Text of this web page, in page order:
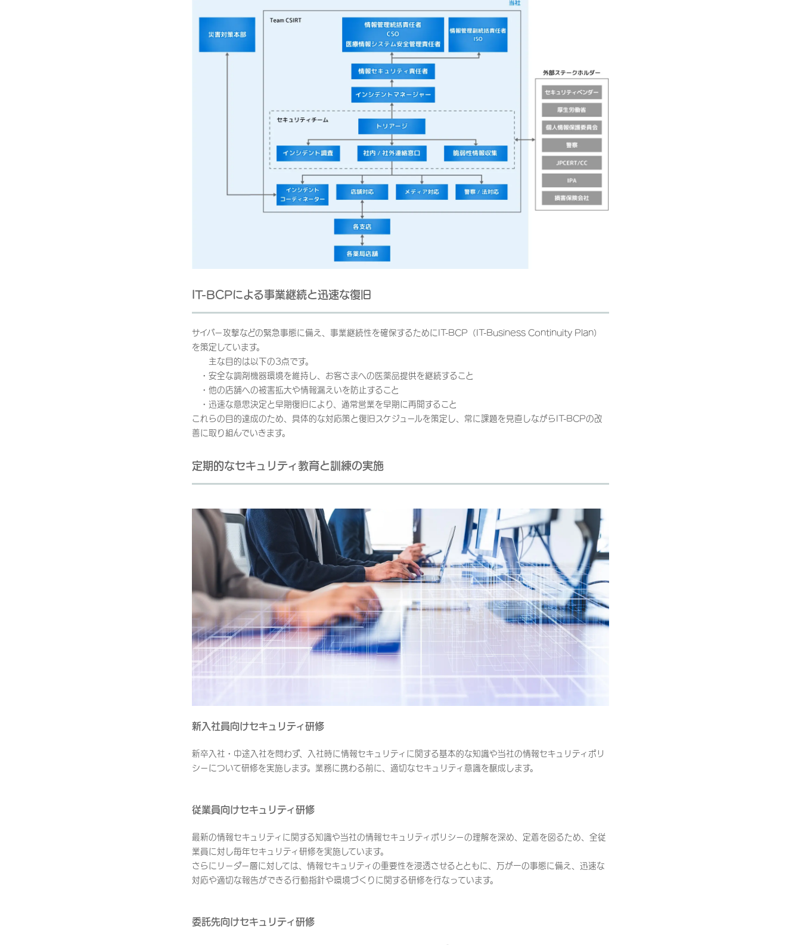
IT-BCPによる事業継続と迅速な復旧
サイバー攻撃などの緊急事態に備え、事業継続性を確保するためにIT-BCP（IT-Business Continuity Plan）
を策定しています。
主な目的は以下の3点です。
・安全な調剤機器環境を維持し、お客さまへの医薬品提供を継続すること
・他の店舗への被害拡大や情報漏えいを防止すること
・迅速な意思決定と早期復旧により、通常営業を早期に再開すること
これらの目的達成のため、具体的な対応策と復旧スケジュールを策定し、常に課題を見直しながらIT-BCPの改
善に取り組んでいきます。
定期的なセキュリティ教育と訓練の実施
新入社員向けセキュリティ研修
新卒入社・中途入社を問わず、入社時に情報セキュリティに関する基本的な知識や当社の情報セキュリティポリ
シーについて研修を実施します。業務に携わる前に、適切なセキュリティ意識を醸成します。
従業員向けセキュリティ研修
最新の情報セキュリティに関する知識や当社の情報セキュリティポリシーの理解を深め、定着を図るため、全従
業員に対し毎年セキュリティ研修を実施しています。
さらにリーダー層に対しては、情報セキュリティの重要性を浸透させるとともに、万が一の事態に備え、迅速な
対応や適切な報告ができる行動指針や環境づくりに関する研修を行なっています。
委託先向けセキュリティ研修